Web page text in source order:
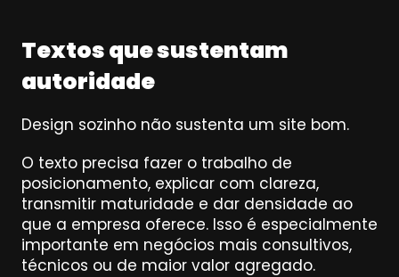
Textos que sustentam
autoridade
Design sozinho não sustenta um site bom.
O texto precisa fazer o trabalho de
posicionamento, explicar com clareza,
transmitir maturidade e dar densidade ao
que a empresa oferece. Isso é especialmente
importante em negócios mais consultivos,
técnicos ou de maior valor agregado.